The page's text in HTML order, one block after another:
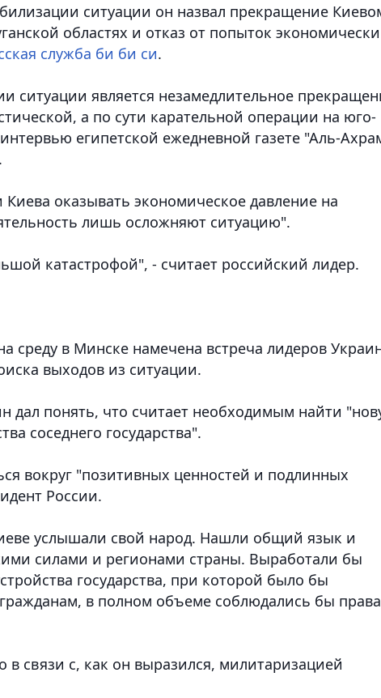
ситуации он назвал прекращение
областях и отказ от попыток экономически
служба би би си.
ситуации является незамедлительное
а по сути карательной операции на юго-
египетской ежедневной газете "Аль-
оказывать экономическое давление на
лишь осложняют ситуацию".
катастрофой", - считает российский лидер.
среду в Минске намечена встреча лидеров
выходов из ситуации.
дал понять, что считает необходимым найти
соседнего государства".
вокруг "позитивных ценностей и подлинных
России.
услышали свой народ. Нашли общий язык и
силами и регионами страны. Выработали бы
государства, при которой было бы
в полном объеме соблюдались бы права
в связи с, как он выразился, милитаризацией